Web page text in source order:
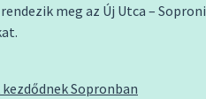
meg az Új Utca – Soproni
Sopronban